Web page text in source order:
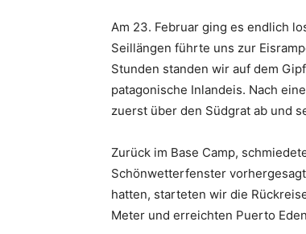
Am 23. Februar ging es endlich
Seillängen führte uns zur
Stunden standen wir auf dem
patagonische Inlandeis. Nach
zuerst über den Südgrat ab und
Zurück im Base Camp,
Schönwetterfenster
hatten, starteten wir die
Meter und erreichten Puerto